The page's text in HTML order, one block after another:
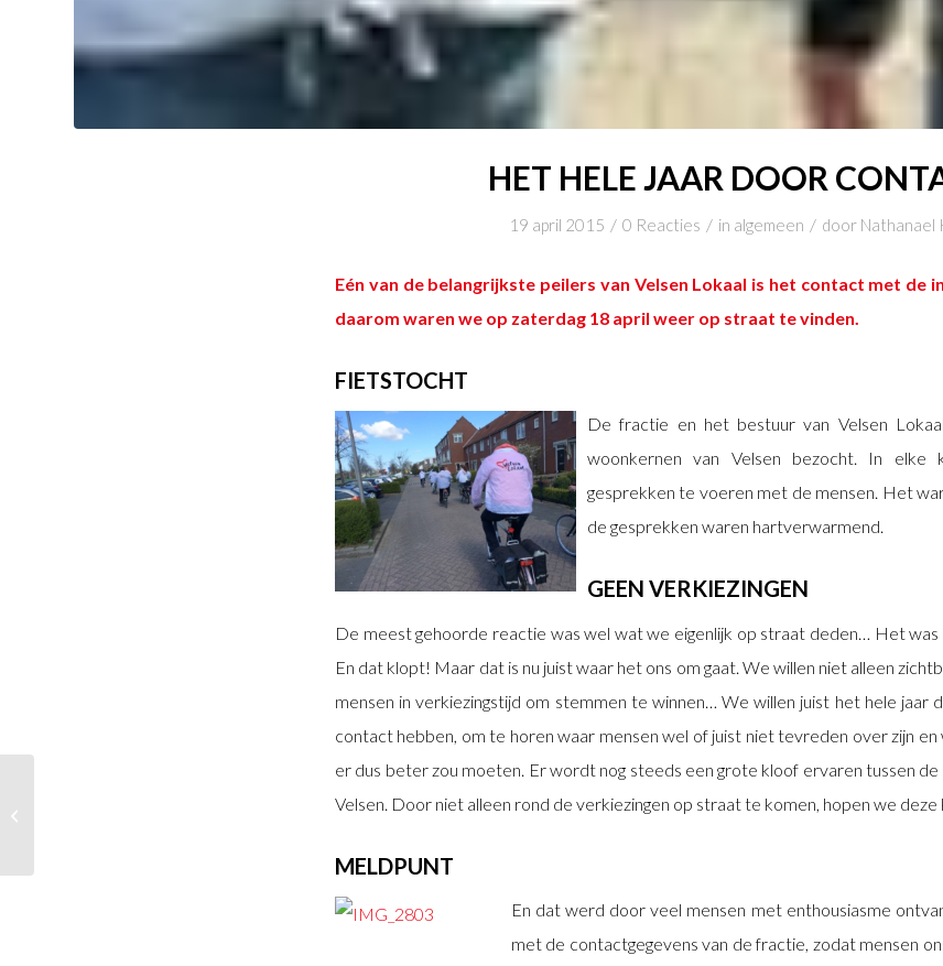
HET HELE JAAR DOOR
19 april 2015 / 0 Reacties / in algemeen / door Nathanael
Eén van de belangrijkste peilers van Velsen Lokaal is het contact met de
daarom waren we op zaterdag 18 april weer op straat te vinden.
FIETSTOCHT
De fractie en het bestuur van Velsen
woonkernen van Velsen bezocht. In
gesprekken te voeren met de mensen. Het
de gesprekken waren hartverwarmend.
GEEN VERKIEZINGEN
De meest gehoorde reactie was wel wat we eigenlijk op straat deden… Het was
En dat klopt! Maar dat is nu juist waar het ons om gaat. We willen niet alleen
mensen in verkiezingstijd om stemmen te winnen… We willen juist het hele jaar
contact hebben, om te horen waar mensen wel of juist niet tevreden over zijn en
er dus beter zou moeten. Er wordt nog steeds een grote kloof ervaren tussen
Velsen. Door niet alleen rond de verkiezingen op straat te komen, hopen we deze
MELDPUNT
En dat werd door veel mensen met enthousiasme
met de contactgegevens van de fractie, zodat mensen